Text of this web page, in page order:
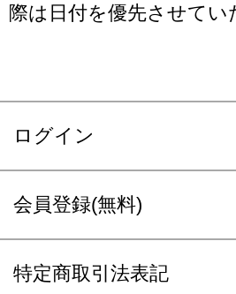
際は日付を優先させてい
ログイン
会員登録(無料)
特定商取引法表記